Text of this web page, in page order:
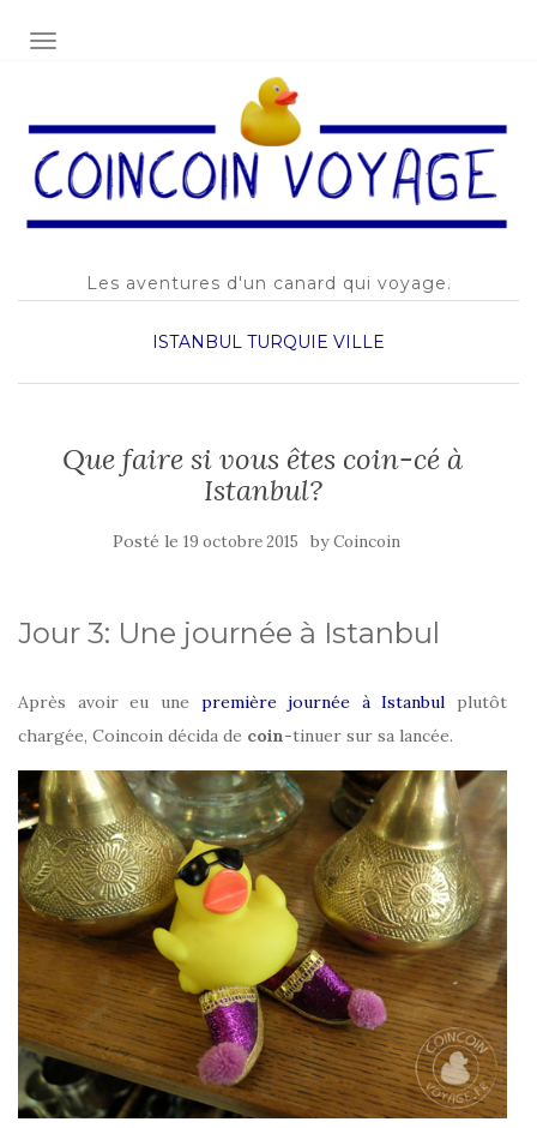
AFFICHER/MASQUER LA NAVIGATION
Les aventures d'un canard qui voyage.
ISTANBUL TURQUIE VILLE
Que faire si vous êtes coin-cé à
Istanbul?
Posté le 19 octobre 2015 byCoincoin
Jour 3: Une journée à Istanbul
Après avoir eu une première journée à Istanbul plutôt
chargée, Coincoin décida de coin-tinuer sur sa lancée.